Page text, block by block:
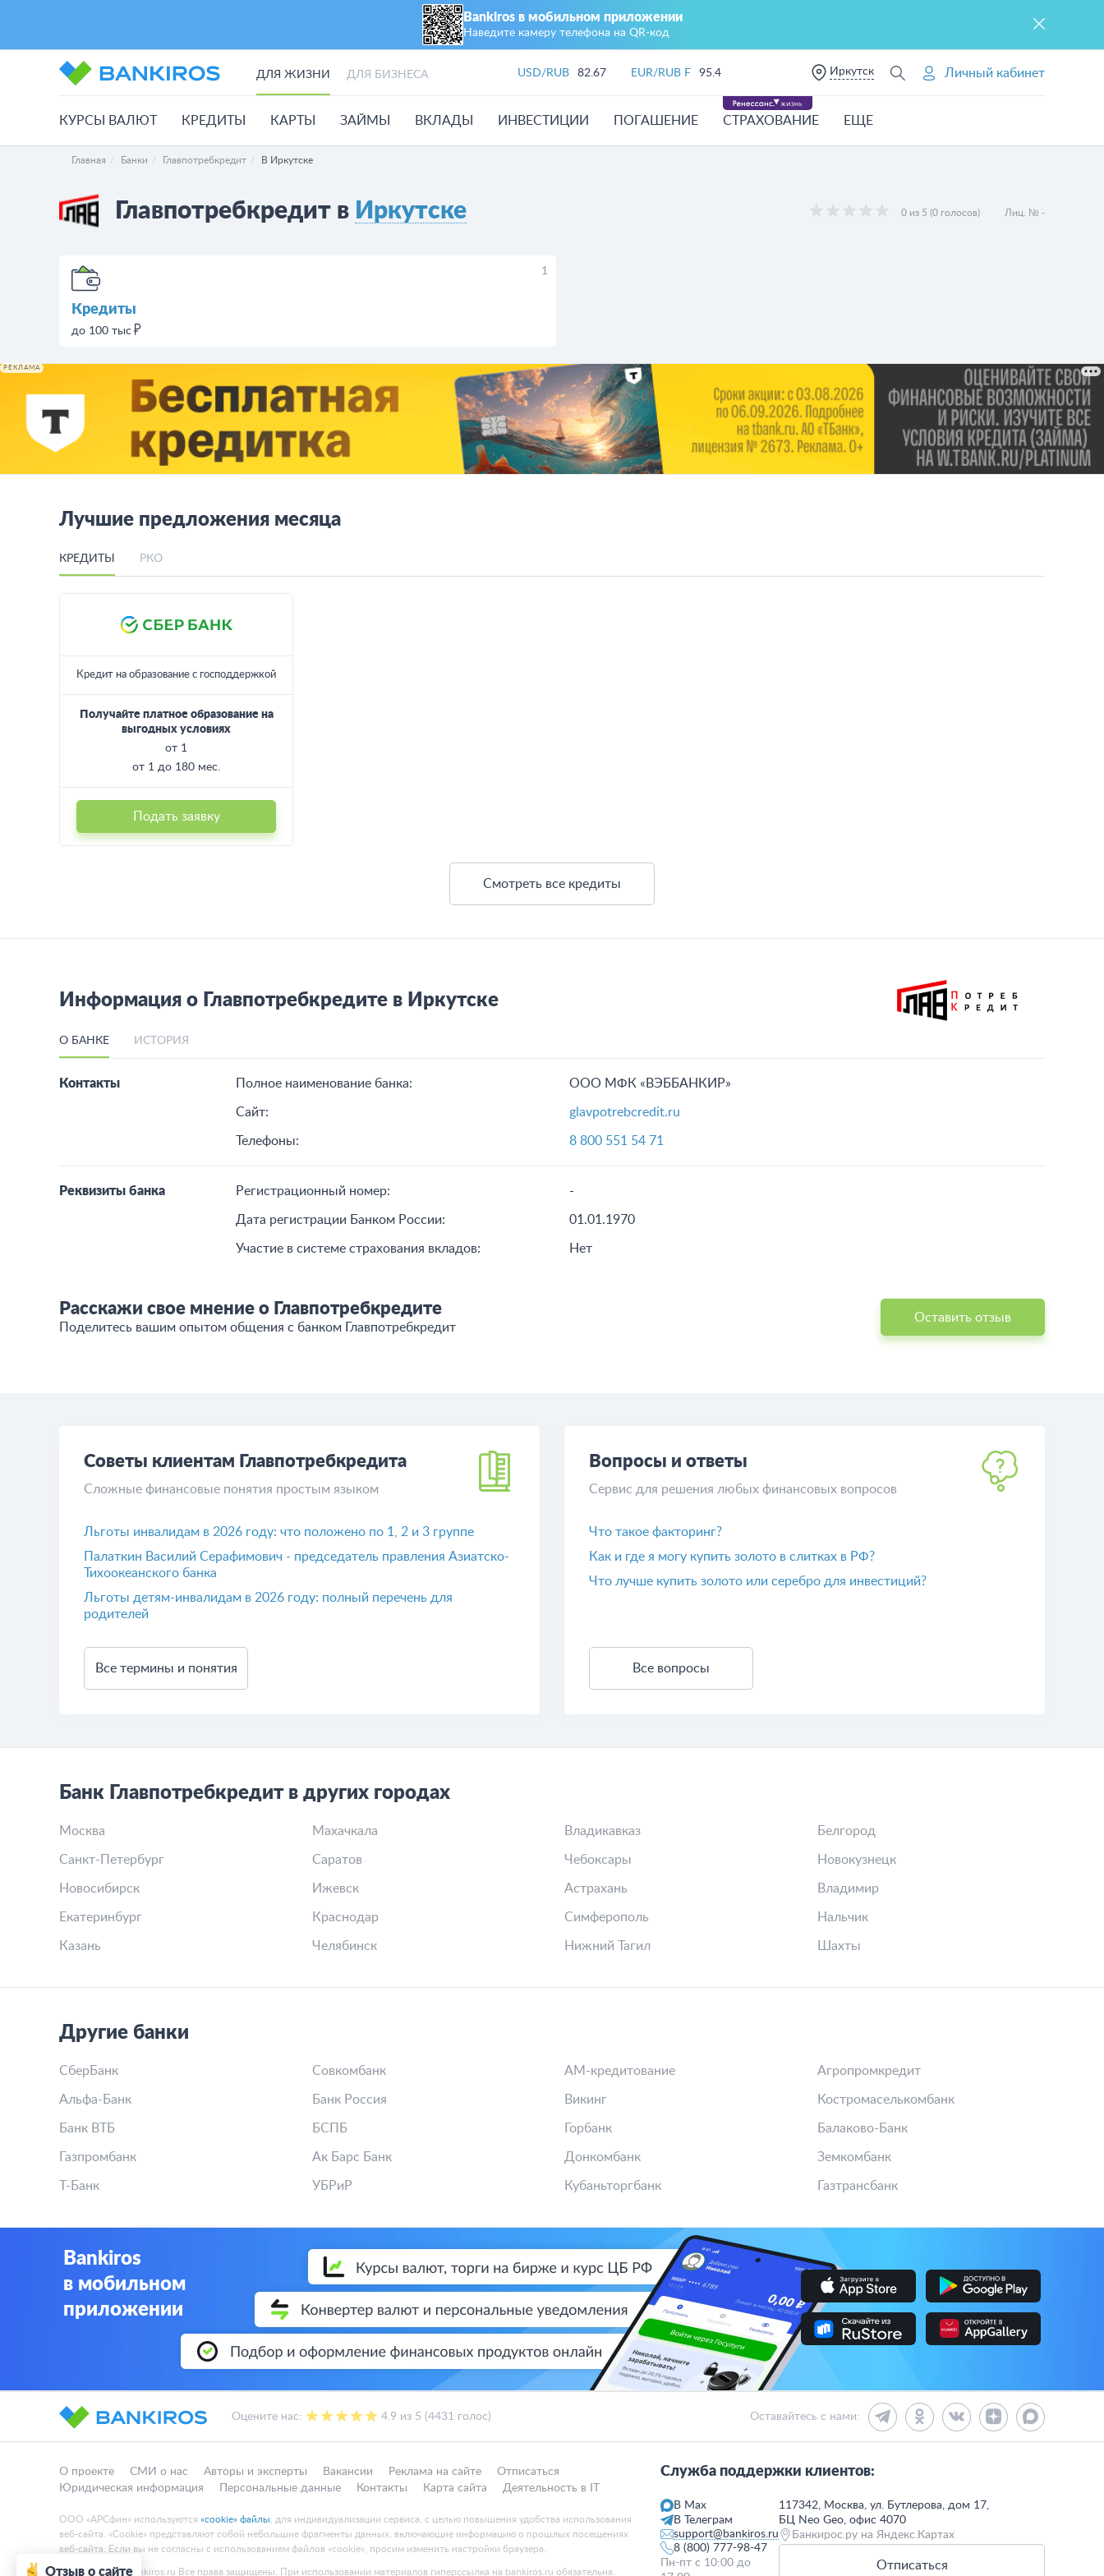
Bankiros в мобильном приложении
Наведите камеру телефона на QR‑код
ДЛЯ ЖИЗНИ ДЛЯ БИЗНЕСА USD/RUB 82.67 EUR/RUB F 95.4 Иркутск Личный кабинет
КУРСЫ ВАЛЮТ КРЕДИТЫ КАРТЫ ЗАЙМЫ ВКЛАДЫ ИНВЕСТИЦИИ ПОГАШЕНИЕ СТРАХОВАНИЕ ЕЩЕ
Главная Банки Главпотребкредит В Иркутске
Главпотребкредит в Иркутске 0 из 5 (0 голосов) Лиц. № -
1
Кредиты
до 100 тыс
РЕКЛАМА
Лучшие предложения месяца
КРЕДИТЫ РКО
Кредит на образование с господдержкой
Получайте платное образование на
выгодных условиях
от 1
от 1 до 180 мес.
Подать заявку
Смотреть все кредиты
Информация о Главпотребкредите в Иркутске
О БАНКЕ ИСТОРИЯ
Контакты Полное наименование банка: ООО МФК «ВЭББАНКИР»
Сайт: glavpotrebcredit.ru
Телефоны: 8 800 551 54 71
Реквизиты банка Регистрационный номер: -
Дата регистрации Банком России: 01.01.1970
Участие в системе страхования вкладов: Нет
Расскажи свое мнение о Главпотребкредите
Поделитесь вашим опытом общения c банком Главпотребкредит
Оставить отзыв
Советы клиентам Главпотребкредита
Сложные финансовые понятия простым языком
Льготы инвалидам в 2026 году: что положено по 1, 2 и 3 группе
Палаткин Василий Серафимович - председатель правления Азиатско-
Тихоокеанского банка
Льготы детям-инвалидам в 2026 году: полный перечень для
родителей
Все термины и понятия
Вопросы и ответы
Сервис для решения любых финансовых вопросов
Что такое факторинг?
Как и где я могу купить золото в слитках в РФ?
Что лучше купить золото или серебро для инвестиций?
Все вопросы
Банк Главпотребкредит в других городах
Москва
Санкт-Петербург
Новосибирск
Екатеринбург
Казань
Махачкала
Саратов
Ижевск
Краснодар
Челябинск
Владикавказ
Чебоксары
Астрахань
Симферополь
Нижний Тагил
Белгород
Новокузнецк
Владимир
Нальчик
Шахты
Другие банки
СберБанк
Альфа-Банк
Банк ВТБ
Газпромбанк
Т-Банк
Совкомбанк
Банк Россия
БСПБ
Ак Барс Банк
УБРиР
АМ-кредитование
Викинг
Горбанк
Донкомбанк
Кубаньторгбанк
Агропромкредит
Костромаселькомбанк
Балаково-Банк
Земкомбанк
Газтрансбанк
Bankiros
в мобильном
приложении
Оцените нас: 4.9 из 5 (4431 голос) Оставайтесь с нами:
О проекте СМИ о нас Авторы и эксперты Вакансии Реклама на сайте
Отписаться
Юридическая информация
Персональные данные Контакты Карта сайта Деятельность в IT
ООО «АРСфин» используются «cookie» файлы , для индивидуализации сервиса, с целью повышения удобства использования
веб-сайта. «Cookie» представляют собой небольшие фрагменты данных, включающие информацию о прошлых посещениях
веб-сайта. Если вы не согласны с использованием файлов «cookie», просим изменить настройки браузера.
© 2015 - 2026 Bankiros.ru Все права защищены. При использовании материалов гиперссылка на bankiros.ru обязательна.
Служба поддержки клиентов:
В Max
В Телеграм
support@bankiros.ru
8 (800) 777-98-47
Пн-пт с 10:00 до
117342, Москва, ул. Бутлерова, дом 17,
БЦ Neo Geo, офис 4070
Банкирос.ру на Яндекс.Картах
Отписаться
Отзыв о сайте